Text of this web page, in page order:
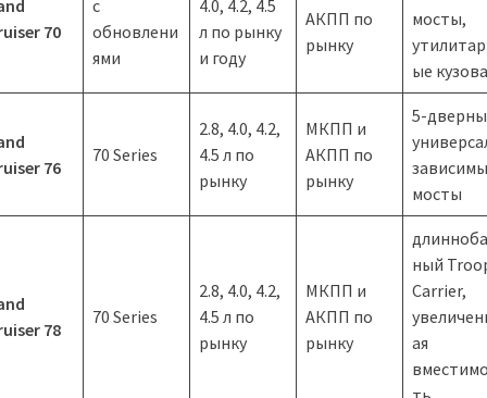
70
с
обновлени
ями
4.0, 4.2, 4.5
л по рынку
и году
АКПП по
рынку
мосты,
ые кузова
76
70 Series
2.8, 4.0, 4.2,
4.5 л по
рынку
МКПП и
АКПП по
рынку
5-
мосты
78
70 Series
2.8, 4.0, 4.2,
4.5 л по
рынку
МКПП и
АКПП по
рынку
ный
Carrier,
ая